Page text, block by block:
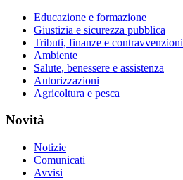
Educazione e formazione
Giustizia e sicurezza pubblica
Tributi, finanze e contravvenzioni
Ambiente
Salute, benessere e assistenza
Autorizzazioni
Agricoltura e pesca
Novità
Notizie
Comunicati
Avvisi